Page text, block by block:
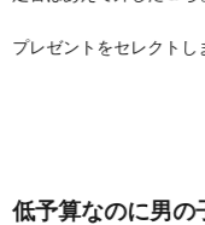
プレゼントをセレクトし
低予算なのに男の